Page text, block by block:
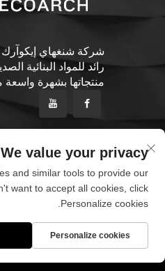
شركة شنغهاي إيكوآرك
رائد للمواد البنائية
منتجاتها بشهرة واسعة
We value your privacy
and similar tools to provide our
want to accept all cookies, click
Personalize cookies.
Personalize cookies